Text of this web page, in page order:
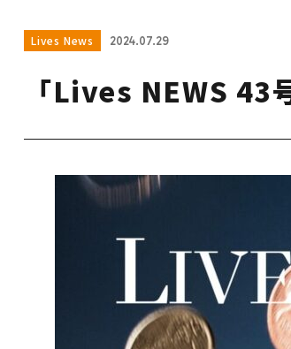
Lives News 2024.07.29
「Lives NEWS 43